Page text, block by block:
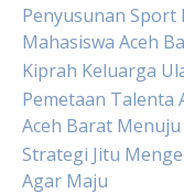
Penyusunan Sport
Mahasiswa Aceh
Kiprah Keluarga
Pemetaan Talenta
Aceh Barat
Strategi Jitu
Agar Maju